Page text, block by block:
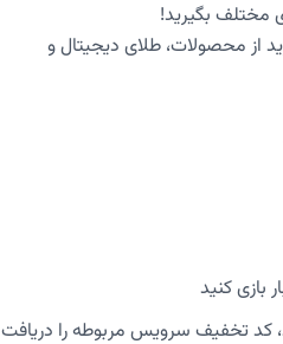
مختلف بگیرید!
از محصولات، طلای دیجیتال و
کد تخفیف سرویس مربوطه را دریافت